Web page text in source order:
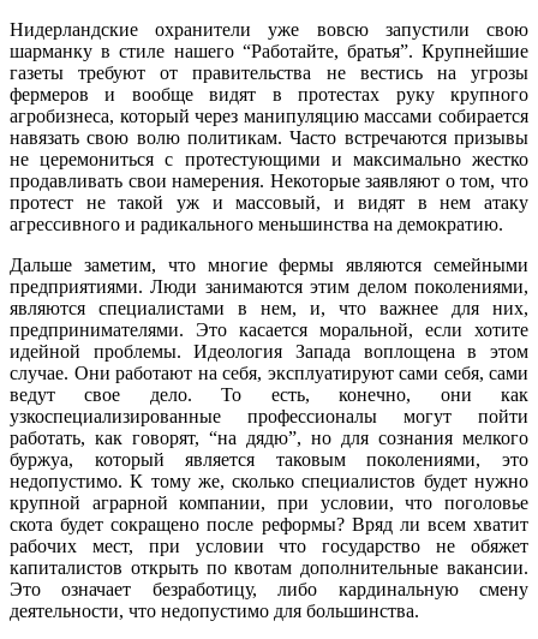
Нидерландские охранители уже вовсю запустили свою
шарманку в стиле нашего “Работайте, братья”. Крупнейшие
газеты требуют от правительства не вестись на угрозы
фермеров и вообще видят в протестах руку крупного
агробизнеса, который через манипуляцию массами собирается
навязать свою волю политикам. Часто встречаются призывы
не церемониться с протестующими и максимально жестко
продавливать свои намерения. Некоторые заявляют о том, что
протест не такой уж и массовый, и видят в нем атаку
агрессивного и радикального меньшинства на демократию.
Дальше заметим, что многие фермы являются семейными
предприятиями. Люди занимаются этим делом поколениями,
являются специалистами в нем, и, что важнее для них,
предпринимателями. Это касается моральной, если хотите
идейной проблемы. Идеология Запада воплощена в этом
случае. Они работают на себя, эксплуатируют сами себя, сами
ведут свое дело. То есть, конечно, они как
узкоспециализированные профессионалы могут пойти
работать, как говорят, “на дядю”, но для сознания мелкого
буржуа, который является таковым поколениями, это
недопустимо. К тому же, сколько специалистов будет нужно
крупной аграрной компании, при условии, что поголовье
скота будет сокращено после реформы? Вряд ли всем хватит
рабочих мест, при условии что государство не обяжет
капиталистов открыть по квотам дополнительные вакансии.
Это означает безработицу, либо кардинальную смену
деятельности, что недопустимо для большинства.